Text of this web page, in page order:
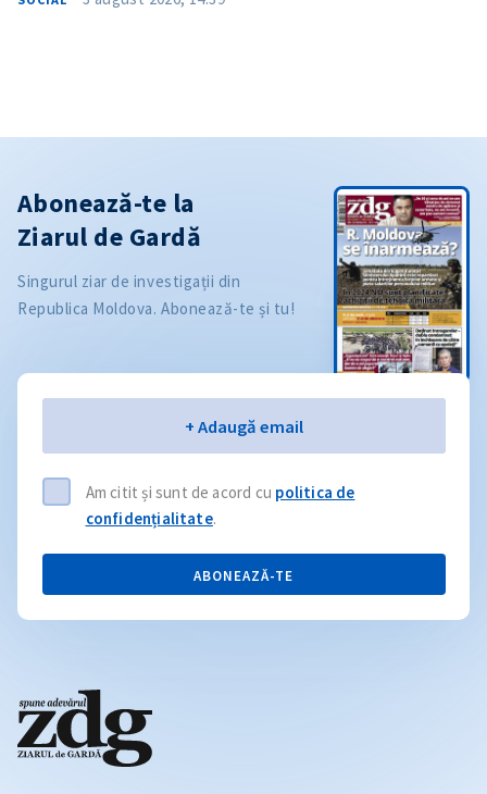
Abonează-te la
Ziarul de Gardă
Singurul ziar de investigații din
Republica Moldova. Abonează-te și tu!
+ Adaugă email
Am citit și sunt de acord cu politica de
confidențialitate.
ABONEAZĂ-TE